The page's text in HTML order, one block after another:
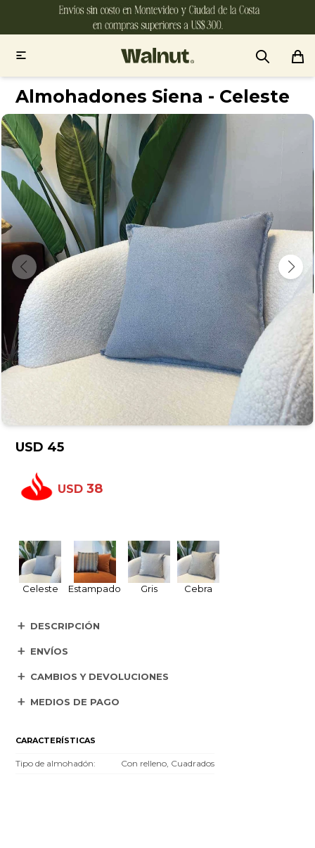

Almohadones Siena - Celeste
USD 45
USD 38
Celeste Estampado Gris Cebra
DESCRIPCIÓN
ENVÍOS
CAMBIOS Y DEVOLUCIONES
MEDIOS DE PAGO
CARACTERÍSTICAS
Tipo de almohadón Con relleno, Cuadrados